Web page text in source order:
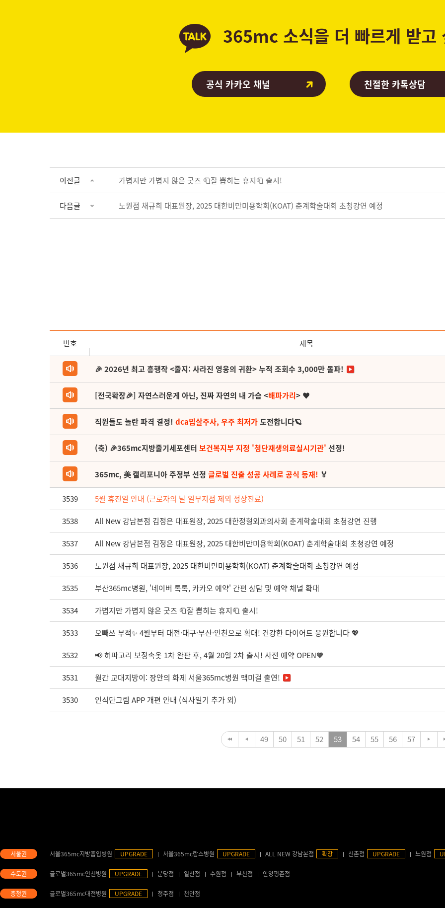
365mc 소식을 더 빠르게 받고
공식 카카오 채널 친절한 카톡상담
이전글 가볍지만 가볍지 않은 굿즈 🧻잘 뽑히는 휴지🧻 출시!
다음글 노원점 채규희 대표원장, 2025 대한비만미용학회(KOAT) 춘계학술대회 초청강연 예정
번호 제목
🎉 2026년 최고 흥행작 <줄지: 사라진 영웅의 귀환> 누적 조회수 3,000만 돌파!
[전국확장🎉] 자연스러운게 아닌, 진짜 자연의 내 가슴 <배파가리> ♥
직원들도 놀란 파격 결정! dca밉살주사, 우주 최저가도전합니다🪐
(축) 🎉365mc지방줄기세포센터 보건복지부 지정 '첨단재생의료실시기관' 선정!
365mc, 美 캘리포니아 주정부 선정 글로벌 진출 성공 사례로 공식 등재! 🏅
3539 5월 휴진일 안내 (근로자의 날 일부지점 제외 정상진료)
3538 All New 강남본점 김정은 대표원장, 2025 대한정형외과의사회 춘계학술대회 초청강연 진행
3537 All New 강남본점 김정은 대표원장, 2025 대한비만미용학회(KOAT) 춘계학술대회 초청강연 예정
3536 노원점 채규희 대표원장, 2025 대한비만미용학회(KOAT) 춘계학술대회 초청강연 예정
3535 부산365mc병원, '네이버 톡톡, 카카오 예약' 간편 상담 및 예약 채널 확대
3534 가볍지만 가볍지 않은 굿즈 🧻잘 뽑히는 휴지🧻 출시!
3533 오빼쓰 부적✨ 4월부터 대전·대구·부산·인천으로 확대! 건강한 다이어트 응원합니다 💖
3532 📢 허파고리 보정속옷 1차 완판 후, 4월 20일 2차 출시! 사전 예약 OPEN🧡
3531 월간 교대지방이: 장안의 화제 서울365mc병원 맥미걸 출연!
3530 인식단그림 APP 개편 안내 (식사일기 추가 외)
49 50 51 52 53 54 55 56 57
서울365mc지방흡입병원 UPGRADE 서울365mc람스병원 UPGRADE ALL NEW 강남본점 확장 신촌점 UPGRADE 노원점
글로벌365mc인천병원 UPGRADE 분당점 일산점 수원점 부천점 안양평촌점
글로벌365mc대전병원 UPGRADE 청주점 천안점